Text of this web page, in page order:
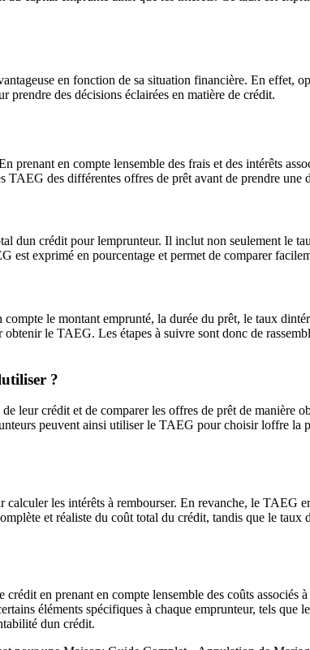
en fonction de sa situation financière. En effet,
des décisions éclairées en matière de crédit.
en compte lensemble des frais et des intérêts
des différentes offres de prêt avant de prendre une
crédit pour lemprunteur. Il inclut non seulement le
est exprimé en pourcentage et permet de comparer
le montant emprunté, la durée du prêt, le taux
le TAEG. Les étapes à suivre sont donc de
?
leur crédit et de comparer les offres de prêt de manière
peuvent ainsi utiliser le TAEG pour choisir loffre la
les intérêts à rembourser. En revanche, le TAEG
et réaliste du coût total du crédit, tandis que le taux
en prenant en compte lensemble des coûts
éléments spécifiques à chaque emprunteur, tels que
dun crédit.